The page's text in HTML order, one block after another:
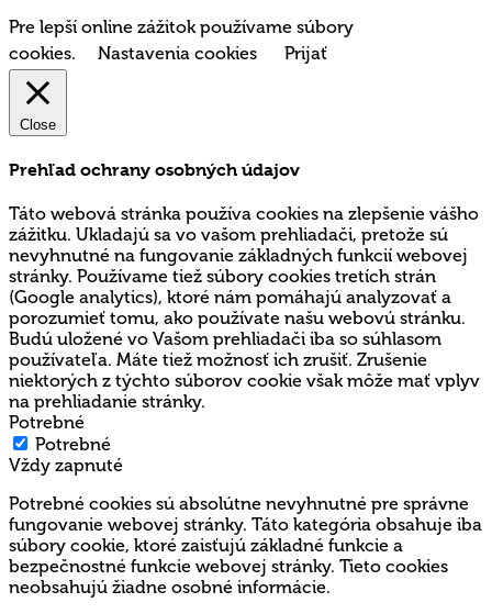
Pre lepší online zážitok používame súbory
cookies.
Nastavenia cookies Prijať
Close
Prehľad ochrany osobných údajov
Táto webová stránka používa cookies na zlepšenie vášho
zážitku. Ukladajú sa vo vašom prehliadači, pretože sú
nevyhnutné na fungovanie základných funkcií webovej
stránky. Používame tiež súbory cookies tretích strán
(Google analytics), ktoré nám pomáhajú analyzovať a
porozumieť tomu, ako používate našu webovú stránku.
Budú uložené vo Vašom prehliadači iba so súhlasom
používateľa. Máte tiež možnosť ich zrušiť. Zrušenie
niektorých z týchto súborov cookie však môže mať vplyv
na prehliadanie stránky.
Potrebné
Potrebné
Vždy zapnuté
Potrebné cookies sú absolútne nevyhnutné pre správne
fungovanie webovej stránky. Táto kategória obsahuje iba
súbory cookie, ktoré zaisťujú základné funkcie a
bezpečnostné funkcie webovej stránky. Tieto cookies
neobsahujú žiadne osobné informácie.